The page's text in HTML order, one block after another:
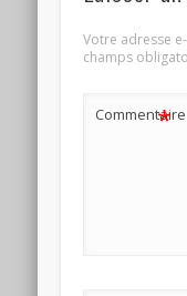
Votre adresse
champs
Commentaire
*